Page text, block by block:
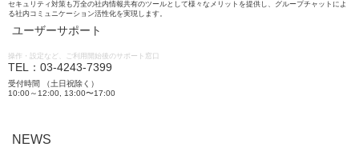
セキュリティ対策も万全の社内情報共有のツールとして様々なメリットを提供し、グループチャットによ
る社内コミュニケーション活性化を実現します。
ユーザーサポート
操作・設定など、ご利用開始後のサポート窓口
TEL：03-4243-7399
受付時間 （土日祝除く）
10:00～12:00, 13:00〜17:00
NEWS